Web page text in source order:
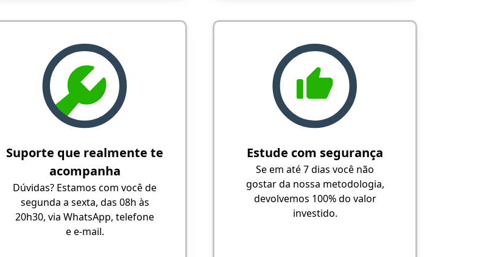
Suporte que realmente te
acompanha
Dúvidas? Estamos com você de
segunda a sexta, das 08h às
20h30, via WhatsApp, telefone
e e-mail.
Estude com segurança
Se em até 7 dias você não
gostar da nossa metodologia,
devolvemos 100% do valor
investido.